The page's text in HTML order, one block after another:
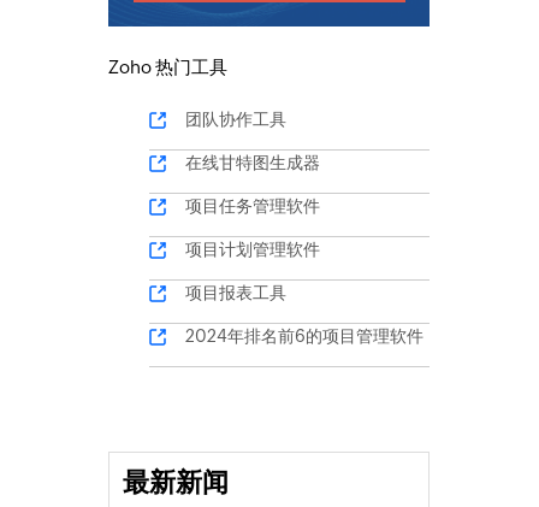
Zoho 热门工具
团队协作工具
在线甘特图生成器
项目任务管理软件
项目计划管理软件
项目报表工具
2024年排名前6的项目管理软件
最新新闻